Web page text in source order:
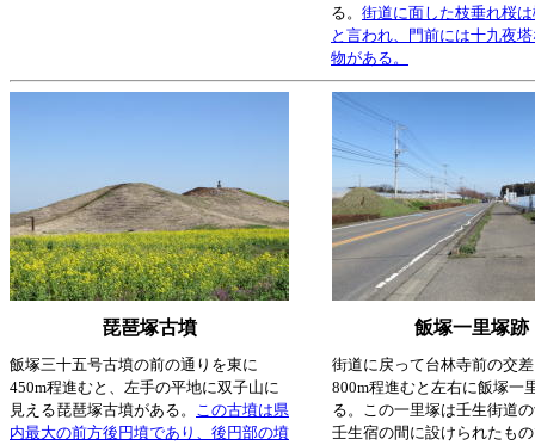
る。 街道に面した枝垂れ桜
と言われ、門前には十九夜
物がある。
琵琶塚古墳 飯塚一里塚跡
飯塚三十五号古墳の前の通りを東に
450m程進むと、左手の平地に双子山に
見える琵琶塚古墳がある。 この古墳は県
内最大の前方後円墳であり、後円部の墳
街道に戻って台林寺前の交
800m程進むと左右に飯塚一
る。この一里塚は壬生街道
壬生宿の間に設けられたも